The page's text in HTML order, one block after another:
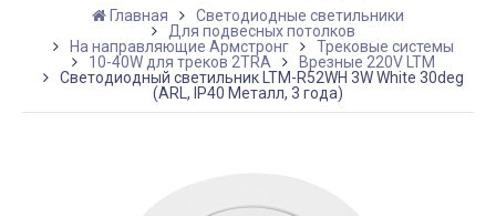
Главная
Светодиодные светильники
Для подвесных потолков
На направляющие Армстронг
Трековые системы
10-40W для треков 2TRA
Врезные 220V LTM
Светодиодный светильник LTM-R52WH 3W White 30deg
(ARL, IP40 Металл, 3 года)